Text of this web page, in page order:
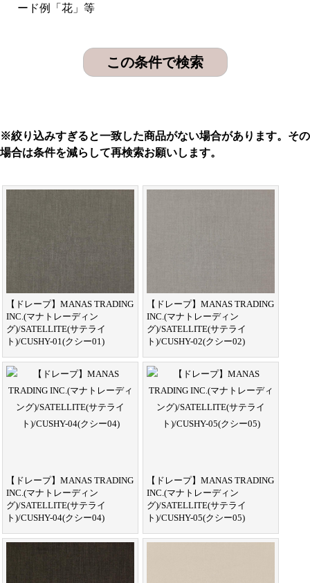
ード例「花」等
※絞り込みすぎると一致した商品がない場合があります。その
場合は条件を減らして再検索お願いします。
【ドレープ】MANAS TRADING
INC.(マナトレーディン
グ)/SATELLITE(サテライ
ト)/CUSHY-01(クシー01)
【ドレープ】MANAS TRADING
INC.(マナトレーディン
グ)/SATELLITE(サテライ
ト)/CUSHY-02(クシー02)
【ドレープ】MANAS TRADING
INC.(マナトレーディン
グ)/SATELLITE(サテライ
ト)/CUSHY-04(クシー04)
【ドレープ】MANAS TRADING
INC.(マナトレーディン
グ)/SATELLITE(サテライ
ト)/CUSHY-05(クシー05)